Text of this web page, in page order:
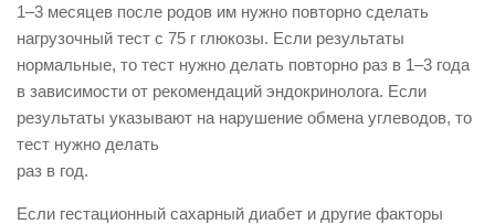
1–3 месяцев после родов им нужно повторно сделать
нагрузочный тест с 75 г глюкозы. Если результаты
нормальные, то тест нужно делать повторно раз в 1–3 года
в зависимости от рекомендаций эндокринолога. Если
результаты указывают на нарушение обмена углеводов, то
тест нужно делать
раз в год.
Если гестационный сахарный диабет и другие факторы